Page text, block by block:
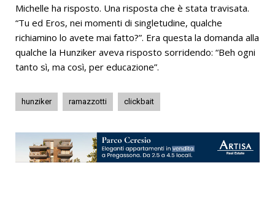
Michelle ha risposto. Una risposta che è stata travisata.
“Tu ed Eros, nei momenti di singletudine, qualche
richiamino lo avete mai fatto?”. Era questa la domanda alla
qualche la Hunziker aveva risposto sorridendo: “Beh ogni
tanto sì, ma così, per educazione”.
hunziker ramazzotti clickbait